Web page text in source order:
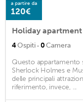
a partire da
120€
4Ospiti · 0Camera
Questo appartamento
Sherlock Holmes e
delle principali
riferimento, invece, ...